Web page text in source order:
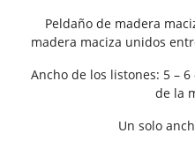
Peldaño de madera
madera maciza unidos
Ancho de los listones: 5 –
de la
Un solo